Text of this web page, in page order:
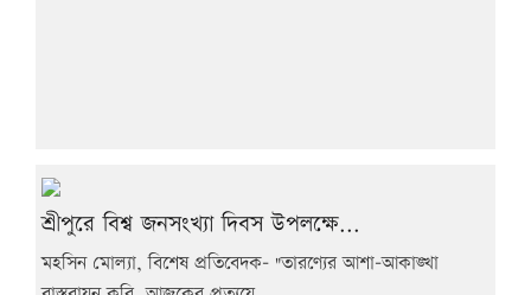
শ্রীপুরে বিশ্ব জনসংখ্যা দিবস উপলক্ষে...
মহসিন মোল্যা, বিশেষ প্রতিবেদক- "তারণ্যের আশা-আকাঙ্খা